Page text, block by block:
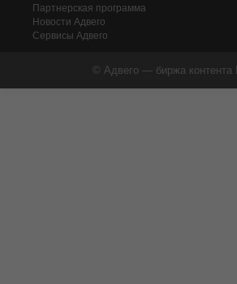
Партнерская программа
Новости Адвего
Сервисы Адвего
© Адвего — биржа контента